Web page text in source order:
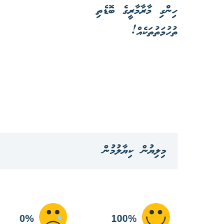
ހިންގި މާރާމާރީގެ ބޮޑެތި
ތުހުމަތުތަކެއް!
މިލިޔުން ކިޔާލުމުން
100%
0%